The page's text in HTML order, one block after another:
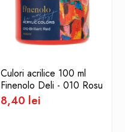
Culori acrilice 100 ml
Finenolo Deli - 010 Rosu
8,40 lei